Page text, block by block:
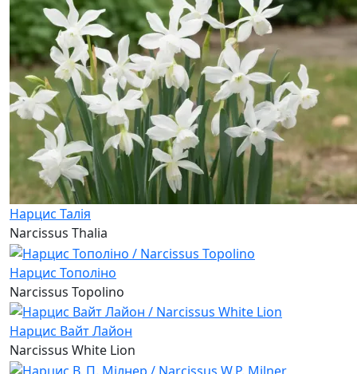
Нарцис Талія
Narcissus Thalia
Нарцис Тополіно
Narcissus Topolino
Нарцис Вайт Лайон
Narcissus White Lion